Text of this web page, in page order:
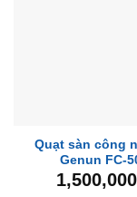
Quạt sàn công
Genun FC-
1,500,000